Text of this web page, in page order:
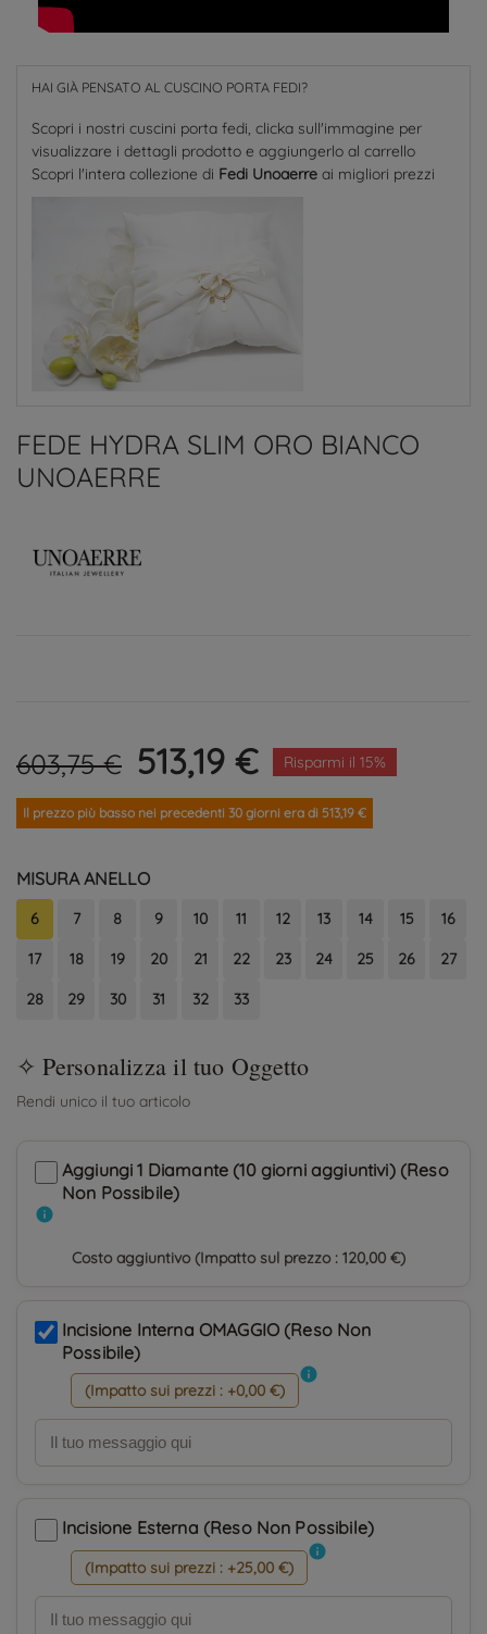
HAI GIÀ PENSATO AL CUSCINO PORTA FEDI?
Scopri i nostri cuscini porta fedi, clicka sull'immagine per
visualizzare i dettagli prodotto e aggiungerlo al carrello
Scopri l'intera collezione di Fedi Unoaerreai migliori prezzi
FEDE HYDRA SLIM ORO BIANCO
UNOAERRE
603,75 € 513,19 € Risparmi il 15%
Il prezzo più basso nei precedenti 30 giorni era di 513,19 €
MISURA ANELLO
6 7 8 9 10 11 12 13 14 15 16
17 18 19 20 21 22 23 24 25 26 27
28 29 30 31 32 33
Aggiungi 1 Diamante (10 giorni aggiuntivi) (Reso
Non Possibile)
info
Costo aggiuntivo (Impatto sul prezzo : 120,00 €)
Incisione Interna OMAGGIO (Reso Non
Possibile)
(Impatto sui prezzi : +0,00 €)
info
Incisione Esterna (Reso Non Possibile)
(Impatto sui prezzi : +25,00 €)
info